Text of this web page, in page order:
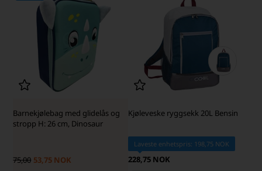
Barnekjølebag med glidelås og
stropp H: 26 cm, Dinosaur
75,00 53,75 NOK
Kjøleveske ryggsekk 20L Bensin
Laveste enhetspris: 198,75 NOK
228,75 NOK